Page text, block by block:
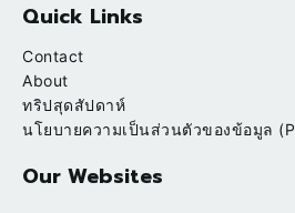
Quick Links
Contact
About
ทริปสุดสัปดาห์
นโยบายความเป็นส่วนตัวของข้อมูล
Our Websites